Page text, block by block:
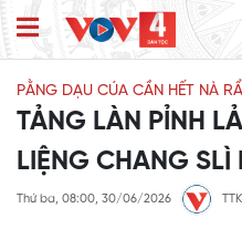
PẰNG DẠU CÚA CẦN HẾT NÀ
TẢNG LÀN PỈNH
LIỆNG CHANG
Thứ ba, 08:00, 30/06/2026